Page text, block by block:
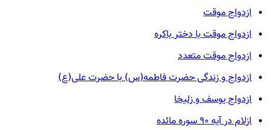
ازدواج موقت
ازدواج موقت با دختر باکره
ازدواج موقت متعدد
ازدواج و زندگی حضرت فاطمه(س) با حضرت علی(ع)
ازدواج یوسف و زلیخا
ازلام در آیه ۹۰ سوره مائده